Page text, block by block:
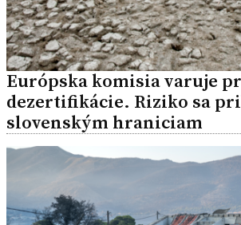
Európska komisia varuje
dezertifikácie. Riziko sa
slovenským hraniciam